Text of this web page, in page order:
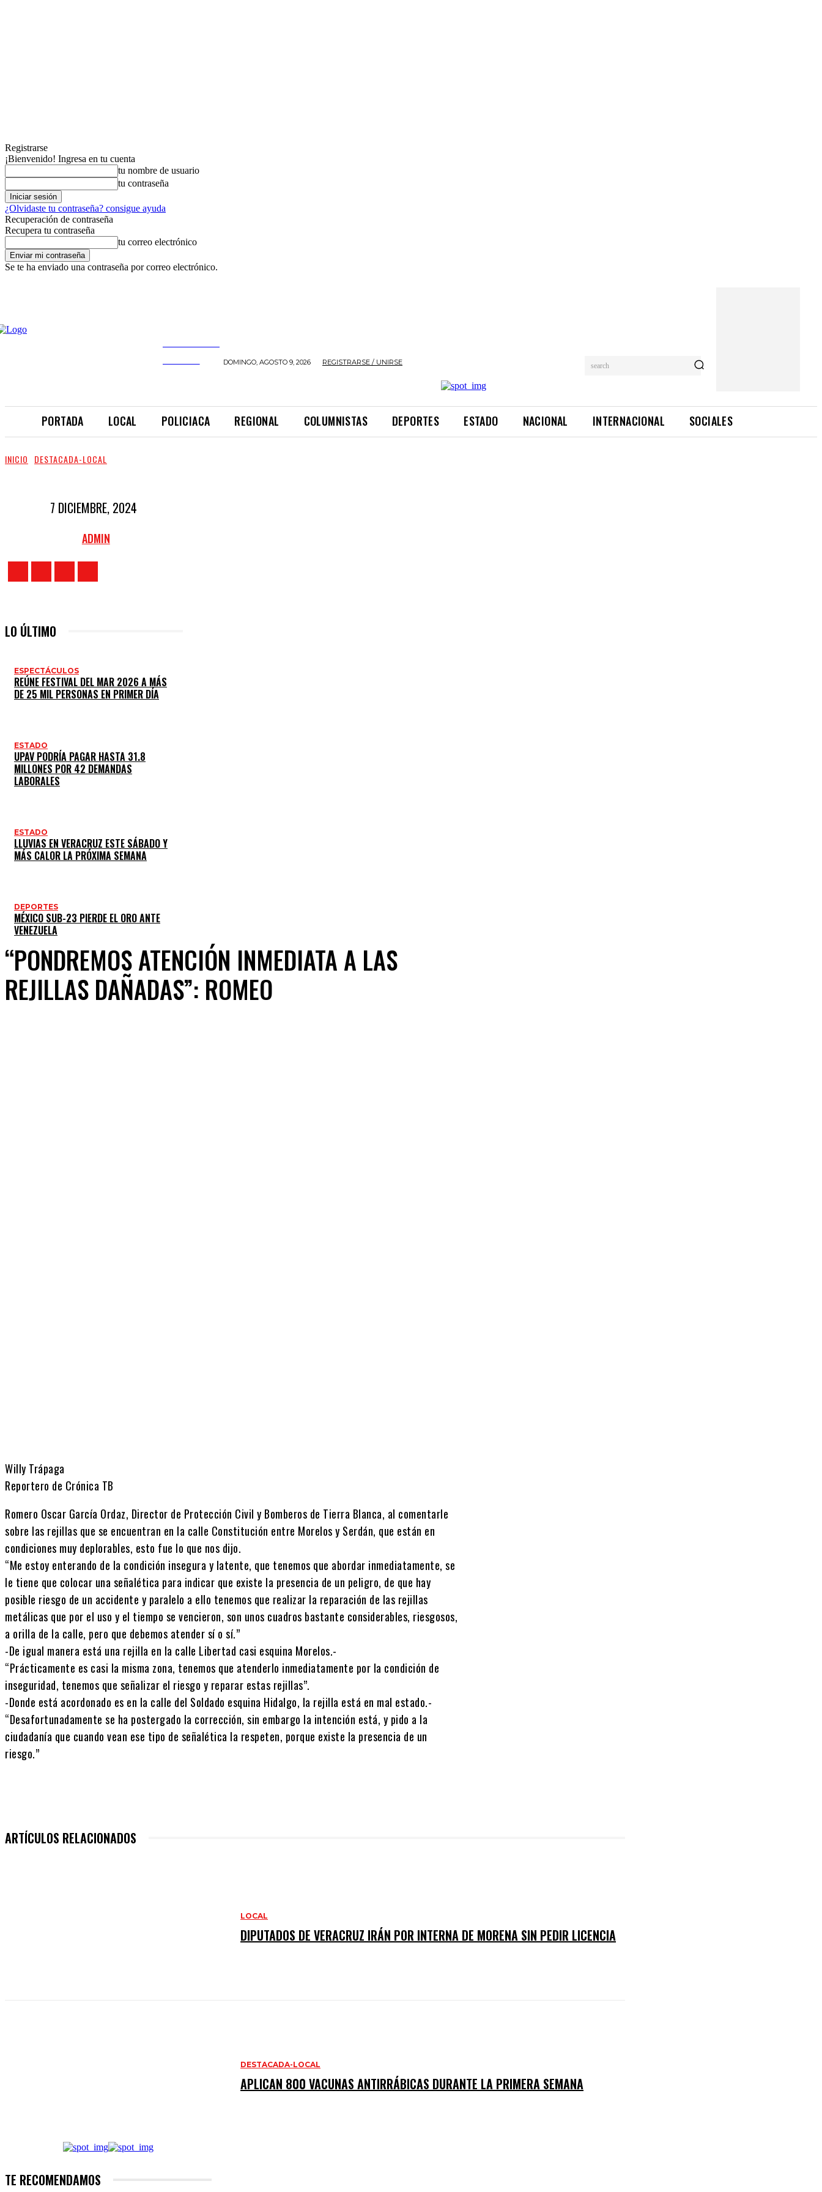
Registrarse
¡Bienvenido! Ingresa en tu cuenta
tu nombre de usuario
tu contraseña
¿Olvidaste tu contraseña? consigue ayuda
Recuperación de contraseña
Recupera tu contraseña
tu correo electrónico
Se te ha enviado una contraseña por correo electrónico.
DOMINGO, AGOSTO 9, 2026 REGISTRARSE / UNIRSE search
PORTADA LOCAL POLICIACA REGIONAL COLUMNISTAS DEPORTES ESTADO NACIONAL INTERNACIONAL SOCIALES
INICIO DESTACADA-LOCAL
7 DICIEMBRE, 2024
ADMIN
LO ÚLTIMO
ESPECTÁCULOS
REÚNE FESTIVAL DEL MAR 2026 A MÁS
DE 25 MIL PERSONAS EN PRIMER DÍA
ESTADO
UPAV PODRÍA PAGAR HASTA 31.8
MILLONES POR 42 DEMANDAS
LABORALES
ESTADO
LLUVIAS EN VERACRUZ ESTE SÁBADO Y
MÁS CALOR LA PRÓXIMA SEMANA
DEPORTES
MÉXICO SUB-23 PIERDE EL ORO ANTE
VENEZUELA
“PONDREMOS ATENCIÓN INMEDIATA A LAS
REJILLAS DAÑADAS”: ROMEO
Willy Trápaga
Reportero de Crónica TB
Romero Oscar García Ordaz, Director de Protección Civil y Bomberos de Tierra Blanca, al comentarle
sobre las rejillas que se encuentran en la calle Constitución entre Morelos y Serdán, que están en
condiciones muy deplorables, esto fue lo que nos dijo.
“Me estoy enterando de la condición insegura y latente, que tenemos que abordar inmediatamente, se
le tiene que colocar una señalética para indicar que existe la presencia de un peligro, de que hay
posible riesgo de un accidente y paralelo a ello tenemos que realizar la reparación de las rejillas
metálicas que por el uso y el tiempo se vencieron, son unos cuadros bastante considerables, riesgosos,
a orilla de la calle, pero que debemos atender sí o sí.”
-De igual manera está una rejilla en la calle Libertad casi esquina Morelos.-
“Prácticamente es casi la misma zona, tenemos que atenderlo inmediatamente por la condición de
inseguridad, tenemos que señalizar el riesgo y reparar estas rejillas”.
-Donde está acordonado es en la calle del Soldado esquina Hidalgo, la rejilla está en mal estado.-
“Desafortunadamente se ha postergado la corrección, sin embargo la intención está, y pido a la
ciudadanía que cuando vean ese tipo de señalética la respeten, porque existe la presencia de un
riesgo.”
ARTÍCULOS RELACIONADOS
LOCAL
DIPUTADOS DE VERACRUZ IRÁN POR INTERNA DE MORENA SIN PEDIR LICENCIA
DESTACADA-LOCAL
APLICAN 800 VACUNAS ANTIRRÁBICAS DURANTE LA PRIMERA SEMANA
TE RECOMENDAMOS